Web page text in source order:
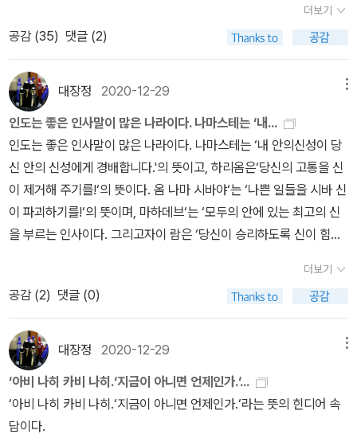
자갈과 모래 정도의 문제를 바위의크기로 스스로 만들고 있지는 않은
가.======================…자, 오늘은 이렇게 간단
야기들을 하나씩 읽고 바쁜 너희들에게 이야기를 해주도록 해볼게.
장담은 못하지만 말이야. 그럼, 오늘은 이만.PS:책의 첫 문장: 나는
이야기를 수집하며 살고 싶었다.책의 끝 문장: 이야기를 들려주는 것
은 작가이지만, 과녁을 맞히는 소년의 일화를 포함해 이 책에 실린 모
든 이야기 속에서 주제를 재발견하는 것은 당신의 몫이다.'그대는 그
대의 이야기이다. 그대가 세상에 말하고 싶은 진리를 그대의 이야기
에 담아야 한다. 그대의 진리를 곧바로 주장하면 사람들은 관심 갖지
않을 것이다. 고집 세고 에고가 강한 사람으로 여길 것이다. 그대의 진
것이고, 사람들이 귀를 기울일 것이다. 그러기 위해서 그대는 먼저 삶
을 경험해야 한다. 이야기는 경험에서 나오기 때문이다.'- P13'나는
특별한 진리나 비법을 아는 사람이 아니다. 그저 목발을 집어던지고
두 다리로 걷는 사람일 뿐, 그 이상도 이하도 아니다. 그대들도 나처럼
목발을 내려놓으면 된다. 나에게 배울 것은 아무것도 없다. 그것은 쉽
고 간단한 일이다.'- P86차이는 각 개인의 인식에서 비롯된다. 즉, 우
리 각자가 다른 인간을 어떻게 인식하는가에 따라 차이가 일어난다.
이것은 또한 각 개인이 어떤 성품인가에 달려 있다. 선한 사람은 그가
이것은또한 각 개인이 어떤 성품인가에 달려 있다. 선한 사람은 그가
만나는 사람의 선한 자질을 보려 하고, 악한 사람은 다른 사람의 악한
면만 본다. 이것은 각 개인의 타고난자질이다.(266)“그대는 부처로
살아가는 것이 마냥 즐겁기만 하다고생각하는가? 나의 제자들이 어
떻게 행동하는지 그대는 모르고 있다. 그들은내가 전혀 하지도 않은
말들을 내가 한 말들이라고 선전한다. 큰돈을 들여 알록달록한 절들
을 짓고 불단위에 불상을 세워 돈과 과일과 쌀을 끌어모은다. 모두 자
기 자신들을 위해서 그렇게 하는 것이다. 깨달음이 아니라 자신들의
에고와 부를 위해 나를 그러싸하게 포장하고 내 가르침을 사업 용도
로 이용한다. 마라여, 붓다로 살아가는 것이 진정 어떤 것인지 그대가
안다면 그대는결코 붓다가 되고 싶지 않을 것이다.”(285)문제에 맞
서기보다 회피했을 때 문제는 더 커지고 단단해져 우리를 위협한다.
은가.(305)문제로부터 영원한 해방은 존재하지 않는다. 언제나문제
들은 우리가 해결해 주기를 기다리며 그곳에 존재할 것이다. 따라서
우리는 문제들을 신중하게 다뤄야하지만, 그것들로 인해 잠들지 못해
서는 안 된다. 낙타를자신에게 묶어 놓았기 때문에 자신도 낙타에게
묶인 것이다. 문제들에 맞닥뜨리면서도 깊이 휴식할 수 있어야한다.
낙타들이 앉아 있든 서 있든 방해 받지 않고, 기나긴사막을 건너기 위
모기가 많다. 모기에 물리더라도 이싸의 하이쿠를 기억하자. 살아있
음에 감사하자!여기있어! 치이이익~~~~~~모기는 아내의 피를 한
모금 빨고 희뿌연 안개속으로 사라졌다(이승을 하직했다.)내년에 다
시 만나. ☀안녕 내가 좋아하는 하이쿠 책들,류시화님의 책들법정스
님께서 밑줄까지 치면서 읽으셨다는˝나는 왜 너가 아니고 나인가˝이
책도 상당한 두께감이다. 구판이 있음에도 불구하고 신판 을 또 샀다.
ㅠㅠ 그놈의 소장욕
더보기
공감 (35) 댓글 (2)
대장정 2020-12-29
인도는 좋은 인사말이 많은 나라이다. 나마스테는 ‘내...
인도는 좋은 인사말이 많은 나라이다. 나마스테는 ‘내 안의신성이 당
신 안의 신성에게 경배합니다.'의 뜻이고, 하리옴은‘당신의 고통을 신
이 제거해 주기를!‘의 뜻이다. 옴 나마 시바야‘는 ‘나쁜 일들을 시바 신
이 파괴하기를!‘의 뜻이며, 마하데브‘는 ‘모두의 안에 있는 최고의 신
을 부르는 인사이다. 그리고자이 람은 ‘당신이 승리하도록 신이 힘
이 람!'어른이나 존경받는 사람에게 주로 하는 인사말인 '프라남(당
신 안의 좋은 본성을 나도 닮게 되기를!' 하고 외치는 이들도 있었
다. 그리고 그의 이름 뒤에 ‘님‘을 뜻하는 존칭어 ‘지‘를 붙이는것도 잊
지 않았다.'나마스테, 랄두지!''하리음, 랄두지!'
더보기
공감 (2) 댓글 (0)
대장정 2020-12-29
‘아비 나히 카비 나히.‘지금이 아니면 언제인가.‘...
‘아비 나히 카비 나히.‘지금이 아니면 언제인가.‘라는 뜻의 힌디어 속
담이다.